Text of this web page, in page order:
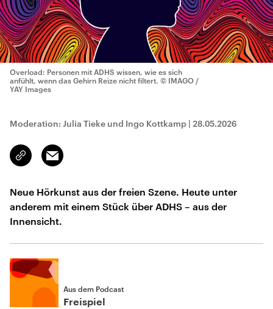
Overload: Personen mit ADHS wissen, wie es sich
anfühlt, wenn das Gehirn Reize nicht filtert. © IMAGO /
YAY Images
Moderation: Julia Tieke und Ingo Kottkamp | 28.05.2026
Link
kopieren/teilen
Email
Neue Hörkunst aus der freien Szene. Heute unter
anderem mit einem Stück über ADHS – aus der
Innensicht.
Aus dem Podcast
Freispiel